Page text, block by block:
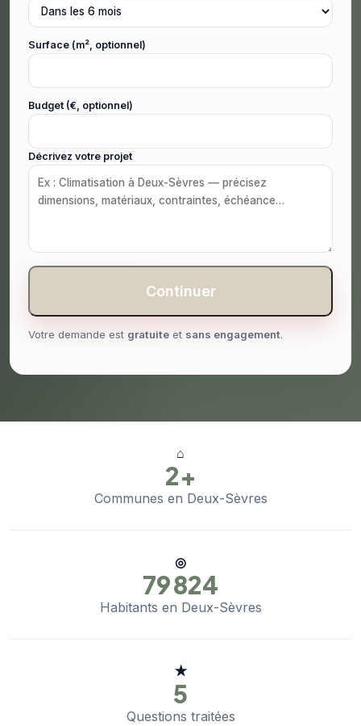
Surface (m², optionnel)
Budget (€, optionnel)
Décrivez votre projet
Continuer
Votre demande est gratuite et sans engagement.
⌂
2+
Communes en Deux-Sèvres
◎
79 824
Habitants en Deux-Sèvres
★
5
Questions traitées